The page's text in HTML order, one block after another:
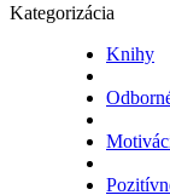
Kategorizácia
Knihy